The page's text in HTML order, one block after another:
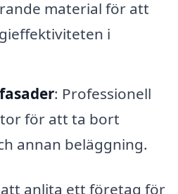
material för att
i
: Professionell
för att ta bort
annan beläggning.
anlita ett företag för